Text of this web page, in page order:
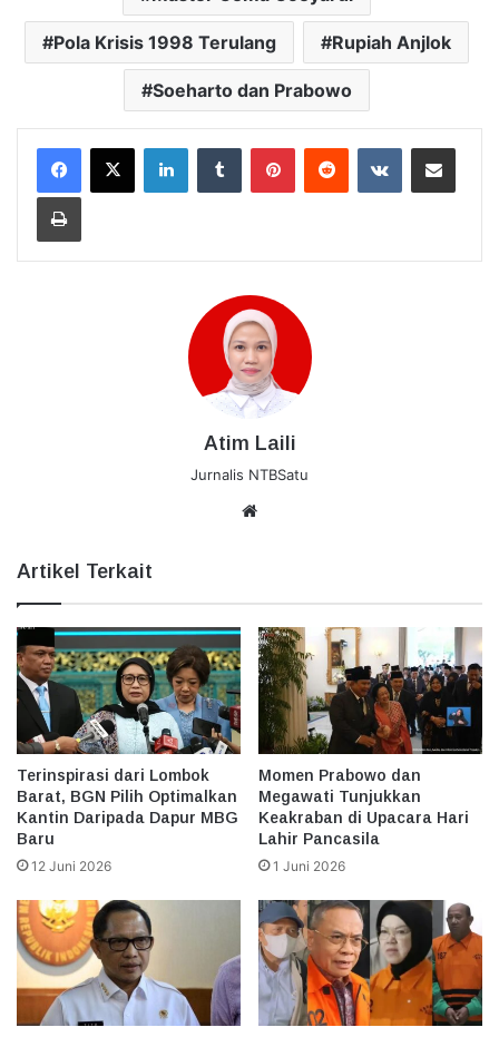
Pola Krisis 1998 Terulang Rupiah Anjlok
Soeharto dan Prabowo
LinkedInTumblr PinterestReddit VKontakteBagikan Lewat Email
Cetak
Atim Laili
Jurnalis NTBSatu
Artikel Terkait
Terinspirasi dari Lombok
Barat, BGN Pilih Optimalkan
Kantin Daripada Dapur MBG
Baru
12 Juni 2026
Momen Prabowo dan
Megawati Tunjukkan
Keakraban di Upacara Hari
Lahir Pancasila
1 Juni 2026